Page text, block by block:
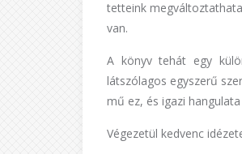
tetteink
van.
A könyv tehát egy
látszólagos egyszerű
mű ez, és igazi
Végezetül kedvenc